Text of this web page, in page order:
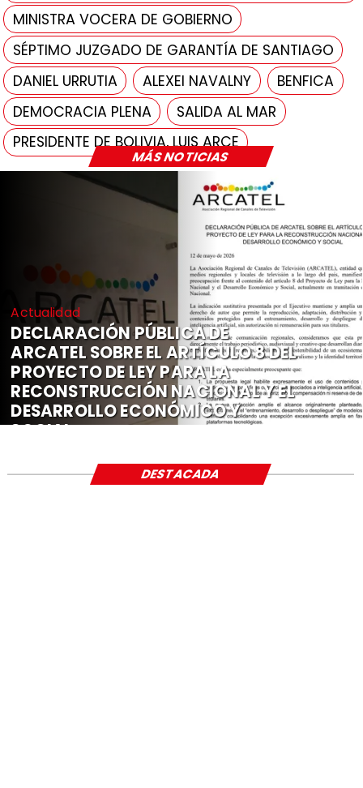
MÁS NOTICIAS
MINISTRA VOCERA DE GOBIERNO
SÉPTIMO JUZGADO DE GARANTÍA DE SANTIAGO
DANIEL URRUTIA
ALEXEI NAVALNY
BENFICA
DEMOCRACIA PLENA
SALIDA AL MAR
PRESIDENTE DE BOLIVIA, LUIS ARCE
Actualidad
DECLARACIÓN PÚBLICA DE
ARCATEL SOBRE EL ARTÍCULO 8 DEL
PROYECTO DE LEY PARA LA
RECONSTRUCCIÓN NACIONAL Y EL
DESARROLLO ECONÓMICO Y
SOCIAL
DESTACADA